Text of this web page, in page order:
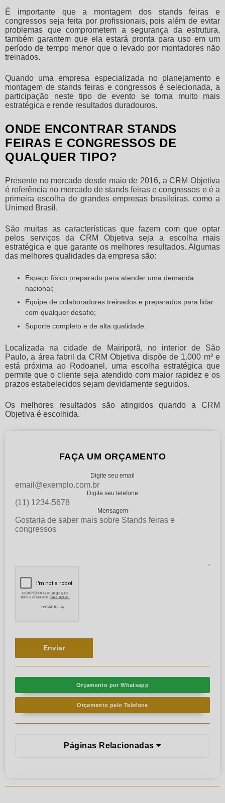
É importante que a montagem dos stands feiras e
congressos seja feita por profissionais, pois além de evitar
problemas que comprometem a segurança da estrutura,
também garantem que ela estará pronta para uso em um
período de tempo menor que o levado por montadores não
treinados.
Quando uma empresa especializada no planejamento e
montagem destands feiras e congressosé selecionada, a
participação neste tipo de evento se torna muito mais
estratégica e rende resultados duradouros.
ONDE ENCONTRAR STANDS
FEIRAS E CONGRESSOS DE
QUALQUER TIPO?
Presente no mercado desde maio de 2016, a CRM Objetiva
é referência no mercado de stands feiras e congressos e é a
primeira escolha de grandes empresas brasileiras, como a
Unimed Brasil.
São muitas as características que fazem com que optar
pelos serviços da CRM Objetiva seja a escolha mais
estratégica e que garante os melhores resultados. Algumas
das melhores qualidades da empresa são:
Espaço físico preparado para atender uma demanda
nacional;
Equipe de colaboradores treinados e preparados para lidar
com qualquer desafio;
Suporte completo e de alta qualidade.
Localizada na cidade de Mairiporã, no interior de São
Paulo, a área fabril da CRM Objetiva dispõe de 1.000 m² e
está próxima ao Rodoanel, uma escolha estratégica que
permite que o cliente seja atendido com maior rapidez e os
prazos estabelecidos sejam devidamente seguidos.
Os melhores resultados são atingidos quando a CRM
Objetiva é escolhida.
FAÇA UM ORÇAMENTO
Digite seu email
Digite seu telefone
Mensagem
Orçamento por Whatsapp
Orçamento pelo Telefone
Páginas Relacionadas